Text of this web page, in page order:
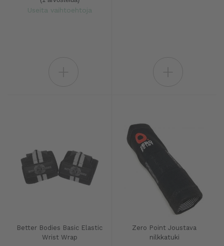
Useita vaihtoehtoja
Better Bodies Basic Elastic
Wrist Wrap
Zero Point Joustava
nilkkatuki